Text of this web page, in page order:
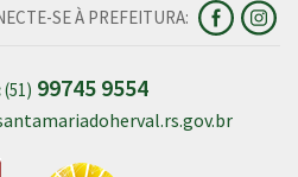
SE À PREFEITURA:
(51) 99745 9554